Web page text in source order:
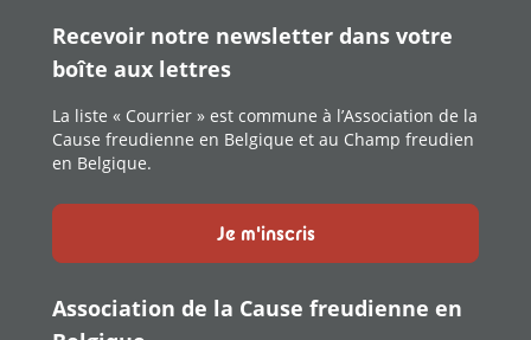
Recevoir notre newsletter dans votre
boîte aux lettres
La liste « Courrier » est commune à l’Association de la
Cause freudienne en Belgique et au Champ freudien
en Belgique.
Je m'inscris
Association de la Cause freudienne en